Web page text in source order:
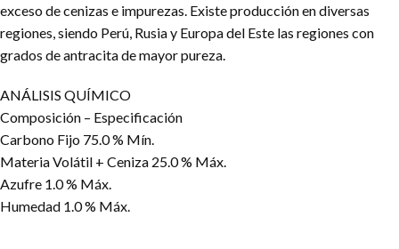
exceso de cenizas e impurezas. Existe producción en diversas
regiones, siendo Perú, Rusia y Europa del Este las regiones con
grados de antracita de mayor pureza.
ANÁLISIS QUÍMICO
Composición – Especificación
Carbono Fijo 75.0 % Mín.
Materia Volátil + Ceniza 25.0 % Máx.
Azufre 1.0 % Máx.
Humedad 1.0 % Máx.